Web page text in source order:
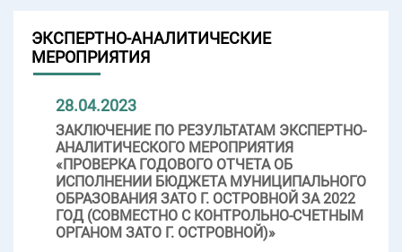
ЭКСПЕРТНО-АНАЛИТИЧЕСКИЕ
МЕРОПРИЯТИЯ
28.04.2023
ЗАКЛЮЧЕНИЕ ПО РЕЗУЛЬТАТАМ ЭКСПЕРТНО-
АНАЛИТИЧЕСКОГО МЕРОПРИЯТИЯ
«ПРОВЕРКА ГОДОВОГО ОТЧЕТА ОБ
ИСПОЛНЕНИИ БЮДЖЕТА МУНИЦИПАЛЬНОГО
ОБРАЗОВАНИЯ ЗАТО Г. ОСТРОВНОЙ ЗА 2022
ГОД (СОВМЕСТНО С КОНТРОЛЬНО-СЧЕТНЫМ
ОРГАНОМ ЗАТО Г. ОСТРОВНОЙ)»